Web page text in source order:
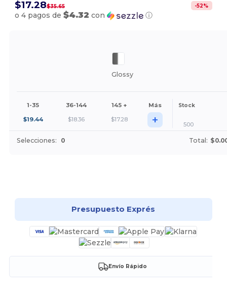
$17.28$35.65 -52%
o 4 pagos de$4.32 con ⓘ
Glossy
1-35 36-144 145 + Más Stock
$19.44 $18.36 $17.28 + 500
Selecciones: 0 Total:
Presupuesto Exprés
Envío Rápido